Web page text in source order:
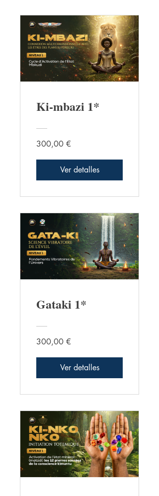
Ki-mbazi 1*
300,00 €
Ver detalles
Gataki 1*
300,00 €
Ver detalles